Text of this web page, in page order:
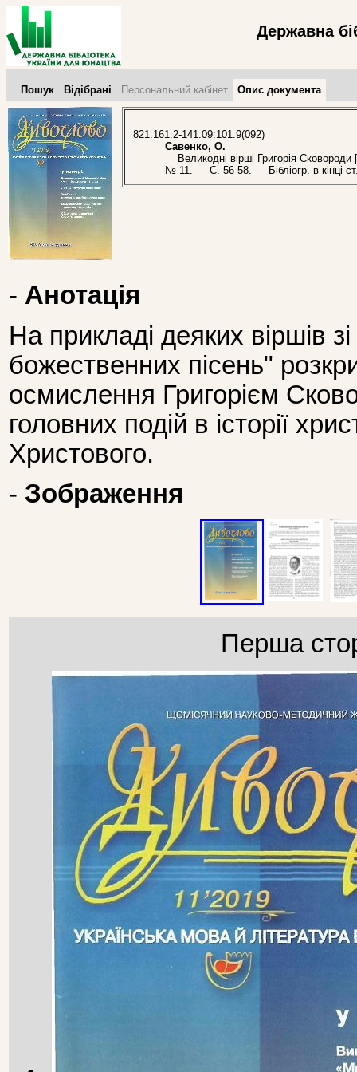
Державна
Пошук Відібрані Персональний кабінет Опис документа
821.161.2-141.09:101.9(092)
Савенко, О.
Великодні вірші Григорія
№ 11. — С. 56-58. — Бібліогр. в кінці
- Анотація
На прикладі деяких віршів
божественних пісень"
осмислення Григорієм
головних подій в історії
Христового.
- Зображення
Перша